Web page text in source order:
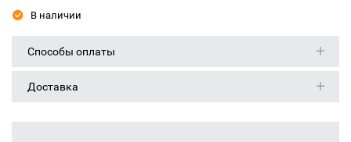
В наличии
Способы оплаты
Доставка